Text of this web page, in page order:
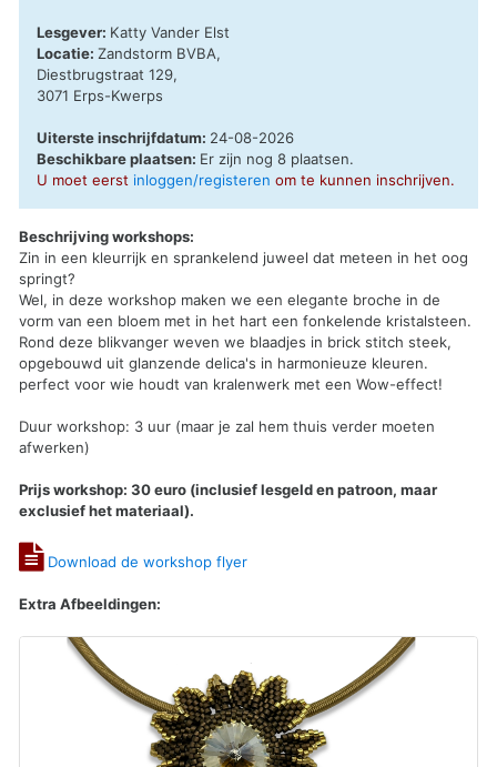
Lesgever: Katty Vander Elst
Locatie: Zandstorm BVBA,
Diestbrugstraat 129,
3071 Erps-Kwerps
Uiterste inschrijfdatum: 24-08-2026
Beschikbare plaatsen: Er zijn nog 8 plaatsen.
U moet eerst inloggen/registeren om te kunnen inschrijven.
Beschrijving workshops:
Zin in een kleurrijk en sprankelend juweel dat meteen in het oog
springt?
Wel, in deze workshop maken we een elegante broche in de
vorm van een bloem met in het hart een fonkelende kristalsteen.
Rond deze blikvanger weven we blaadjes in brick stitch steek,
opgebouwd uit glanzende delica's in harmonieuze kleuren.
perfect voor wie houdt van kralenwerk met een Wow-effect!
Duur workshop: 3 uur (maar je zal hem thuis verder moeten
afwerken)
Prijs workshop: 30 euro (inclusief lesgeld en patroon, maar
exclusief het materiaal).
Download de workshop flyer
Extra Afbeeldingen: